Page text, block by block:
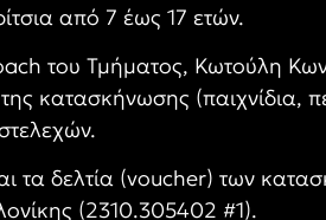
από 7 έως 17 ετών.
του Τμήματος, Κωτούλη
κατασκήνωσης (παιχνίδια,
τα δελτία (voucher) των
(2310.305402 #1).